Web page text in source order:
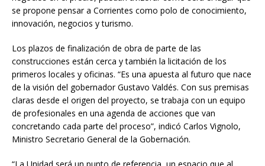
se propone pensar a Corrientes como polo de conocimiento,
innovación, negocios y turismo.
Los plazos de finalización de obra de parte de las
construcciones están cerca y también la licitación de los
primeros locales y oficinas. “Es una apuesta al futuro que nace
de la visión del gobernador Gustavo Valdés. Con sus premisas
claras desde el origen del proyecto, se trabaja con un equipo
de profesionales en una agenda de acciones que van
concretando cada parte del proceso”, indicó Carlos Vignolo,
Ministro Secretario General de la Gobernación.